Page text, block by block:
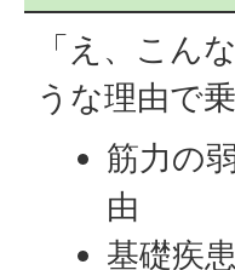
「え、こん
うな理由で
筋力の
由
基礎疾